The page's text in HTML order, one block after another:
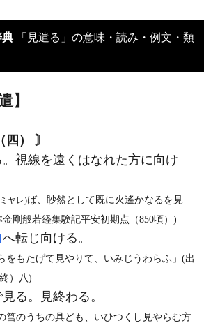
典
】
） 〙
視線を遠くはなれた方に向け
ヤレ)ば、眇然として既に火遙かなるを見
金剛般若経集験記平安初期点（850頃）)
へ転じ向ける。
をもたげて見やりて、いみじうわらふ」(出
）八)
る。見終わる。
筥のうちの具ども、いひつくし見やらむ方